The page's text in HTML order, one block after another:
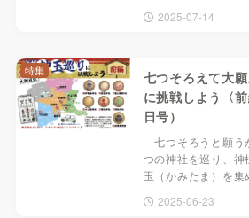
2025-07-14
七つそろえて大
に挑戦しよう〈
日号）
七つそろうと願
つの神社を巡り、神
玉（かみたま）を集
2025-06-23
特集